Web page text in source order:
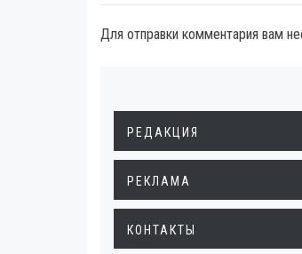
Для отправки комментария вам
РЕДАКЦИЯ
РЕКЛАМА
КОНТАКТЫ